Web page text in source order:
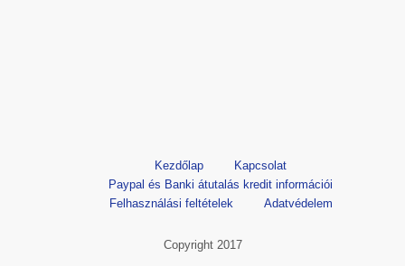
Kezdőlap
Kapcsolat
Paypal és Banki átutalás kredit információi
Felhasználási feltételek
Adatvédelem
Copyright 2017